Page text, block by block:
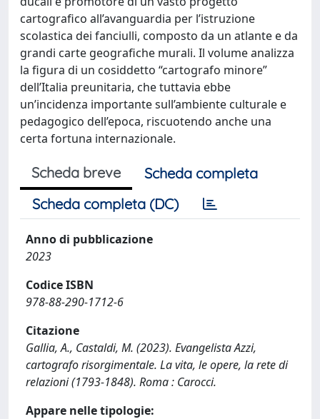
cartografico all’avanguardia per l’istruzione
scolastica dei fanciulli, composto da un atlante e da
grandi carte geografiche murali. Il volume analizza
la figura di un cosiddetto “cartografo minore”
dell’Italia preunitaria, che tuttavia ebbe
un’incidenza importante sull’ambiente culturale e
pedagogico dell’epoca, riscuotendo anche una
certa fortuna internazionale.
Scheda breve
Scheda completa
Scheda completa (DC)
Anno di pubblicazione
2023
Codice ISBN
978-88-290-1712-6
Citazione
Gallia, A., Castaldi, M. (2023). Evangelista Azzi,
cartografo risorgimentale. La vita, le opere, la rete di
relazioni (1793-1848). Roma : Carocci.
Appare nelle tipologie: